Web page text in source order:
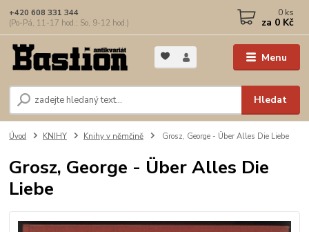
Menu
Hledat
+420 608 331 344
(Po-Pá, 11-17 hod.; So, 9-12 hod.)
0 ks
za 0 Kč
Úvod KNIHY Knihy v němčině Grosz, George - Über Alles Die Liebe
Grosz, George - Über Alles Die
Liebe